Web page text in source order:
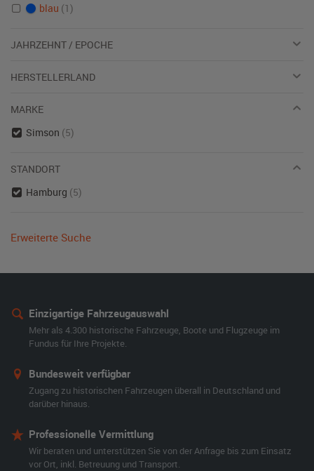
blau (1)
JAHRZEHNT / EPOCHE
HERSTELLERLAND
MARKE
Simson (5)
STANDORT
Hamburg (5)
Erweiterte Suche
Einzigartige Fahrzeugauswahl
Mehr als 4.300 historische Fahrzeuge, Boote und Flugzeuge im
Fundus für Ihre Projekte.
Bundesweit verfügbar
Zugang zu historischen Fahrzeugen überall in Deutschland und
darüber hinaus.
Professionelle Vermittlung
Wir beraten und unterstützen Sie von der Anfrage bis zum Einsatz
vor Ort, inkl. Betreuung und Transport.